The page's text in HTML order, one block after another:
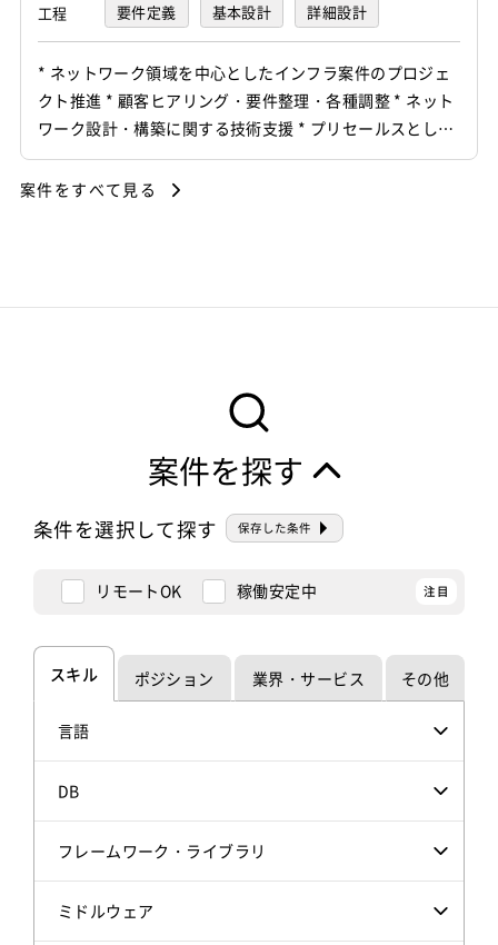
工程 要件定義 基本設計 詳細設計
* ネットワーク領域を中心としたインフラ案件のプロジェ
クト推進 * 顧客ヒアリング・要件整理・各種調整 * ネット
ワーク設計・構築に関する技術支援 * プリセールスとして
の提案支援・技術説明 * スケジュール・課題・進捗管理 *
関係者との調整および案件推進
案件をすべて見る
案件を探す
条件を選択して探す 保存した条件
リモートOK 稼働安定中
スキル ポジション 業界・サービス その他
言語
DB
フレームワーク・ライブラリ
ミドルウェア